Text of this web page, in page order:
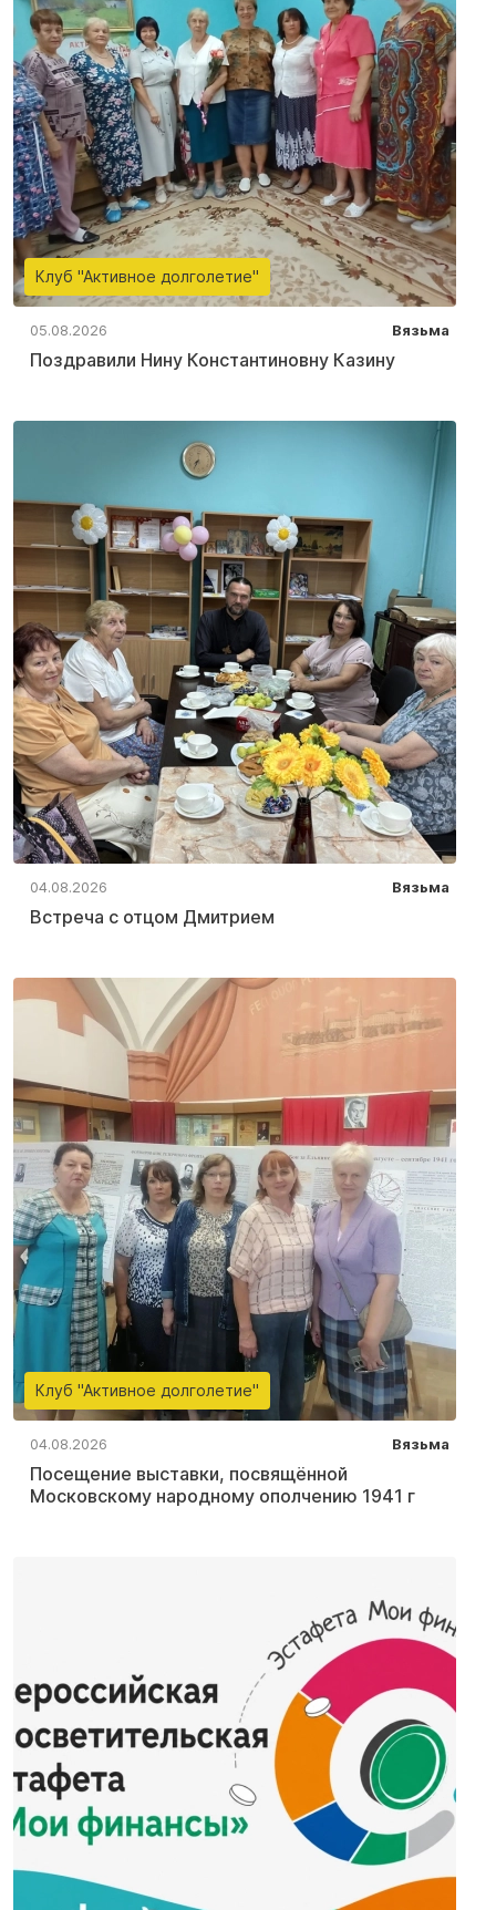
Клуб "Активное долголетие"
05.08.2026 Вязьма
Поздравили Нину Константиновну Казину
04.08.2026 Вязьма
Встреча с отцом Дмитрием
Клуб "Активное долголетие"
04.08.2026 Вязьма
Посещение выставки, посвящённой
Московскому народному ополчению 1941 г